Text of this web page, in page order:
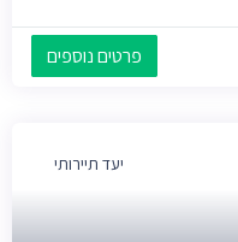
פרטים נוספים
יעד תיירותי